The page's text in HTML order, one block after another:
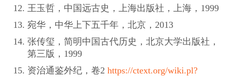
王玉哲，中国远古史，上海出版社，上海，1999
宛华，中华上下五千年，北京，2013
张传玺，简明中国古代历史，北京大学出版社，
第三版，1999
资治通鉴外纪，卷2 https://ctext.org/wiki.pl?